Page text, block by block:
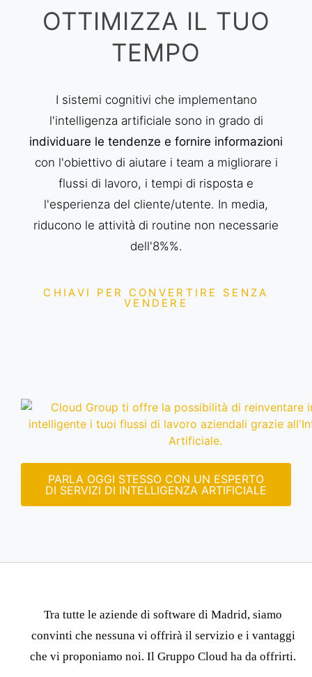
OTTIMIZZA IL TUO
TEMPO
I sistemi cognitivi che implementano
l'intelligenza artificiale sono in grado di
individuare le tendenze e fornire informazioni
con l'obiettivo di aiutare i team a migliorare i
flussi di lavoro, i tempi di risposta e
l'esperienza del cliente/utente. In media,
riducono le attività di routine non necessarie
dell'8%%.
CHIAVI PER CONVERTIRE SENZA
VENDERE
PARLA OGGI STESSO CON UN ESPERTO
DI SERVIZI DI INTELLIGENZA ARTIFICIALE
Tra tutte le aziende di software di Madrid, siamo
convinti che nessuna vi offrirà il servizio e i vantaggi
che vi proponiamo noi. Il Gruppo Cloud ha da offrirti.